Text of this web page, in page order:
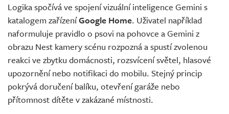
Logika spočívá ve spojení vizuální inteligence Gemini s
katalogem zařízeníGoogle Home. Uživatel například
naformuluje pravidlo o psovi na pohovce a Gemini z
obrazu Nest kamery scénu rozpozná a spustí zvolenou
reakci ve zbytku domácnosti, rozsvícení světel, hlasové
upozornění nebo notifikaci do mobilu. Stejný princip
pokrývá doručení balíku, otevření garáže nebo
přítomnost dítěte v zakázané místnosti.